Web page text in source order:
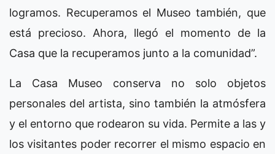
logramos. Recuperamos el Museo también, que
está precioso. Ahora, llegó el momento de la
Casa que la recuperamos junto a la comunidad”.
La Casa Museo conserva no solo objetos
personales del artista, sino también la atmósfera
y el entorno que rodearon su vida. Permite a las y
los visitantes poder recorrer el mismo espacio en